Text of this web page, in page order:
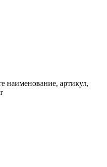
наименование, артикул,